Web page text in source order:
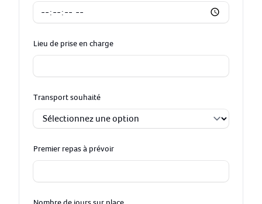
Lieu de prise en charge
Transport souhaité
Premier repas à prévoir
Nombre de jours sur place